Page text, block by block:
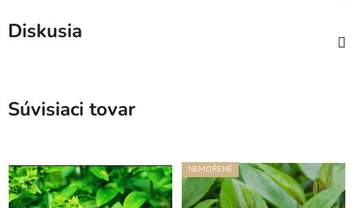
Diskusia
Súvisiaci tovar
NEMOŘENÉ